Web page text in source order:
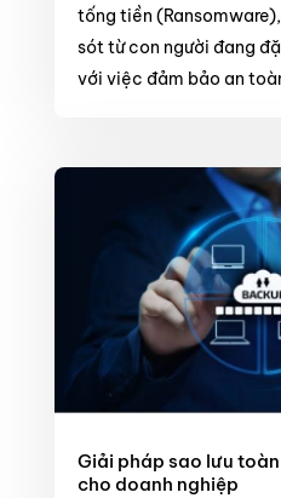
tống tiền
sót từ con người đang
với việc đảm bảo an
Giải pháp sao lưu
cho doanh nghiệp